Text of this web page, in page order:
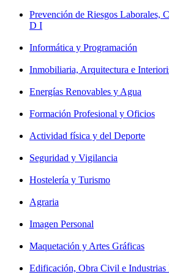
Prevención de Riesgos Laborales,
D I
Informática y Programación
Inmobiliaria, Arquitectura e
Energías Renovables y Agua
Formación Profesional y Oficios
Actividad física y del Deporte
Seguridad y Vigilancia
Hostelería y Turismo
Agraria
Imagen Personal
Maquetación y Artes Gráficas
Edificación, Obra Civil e Industrias